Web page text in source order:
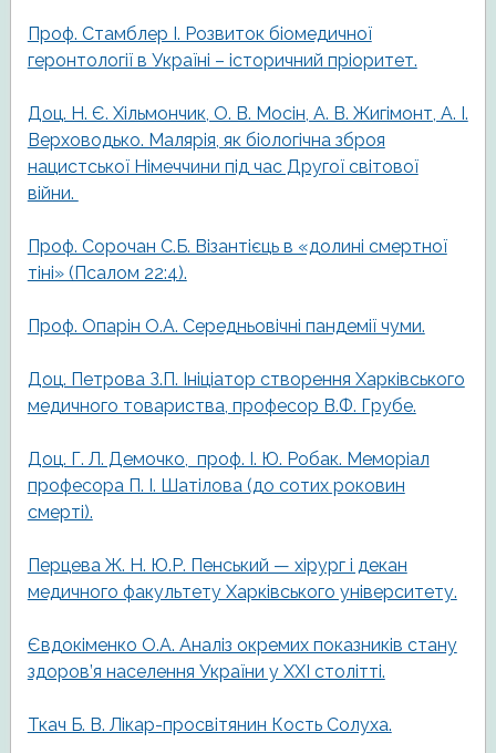
Проф. Стамблер І. Розвиток біомедичної
геронтології в Україні – історичний пріоритет.
Доц. Н. Є. Хільмончик, О. В. Мосін, A. В. Жигімонт, А. І.
Верховодько. Малярія, як біологічна зброя
нацистської Німеччини під час Другої світової
війни.
Проф. Сорочан С.Б. Візантієць в «долині смертної
тіні» (Псалом 22:4).
Проф. Опарін О.А. Середньовічні пандемії чуми.
Доц. Петрова З.П. Ініціатор створення Харківського
медичного товариства, професор В.Ф. Грубе.
Доц. Г. Л. Демочко, проф. І. Ю. Робак. Меморіал
професора П. І. Шатілова (до сотих роковин
смерті).
Перцева Ж. Н. Ю.Р. Пенський — хірург і декан
медичного факультету Харківського університету.
Євдокіменко О.А. Аналіз окремих показників стану
здоров’я населення України у XXI столітті.
Ткач Б. В. Лікар-просвітянин Кость Солуха.